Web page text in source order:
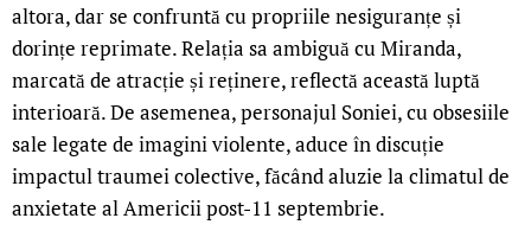
altora, dar se confruntă cu propriile nesiguranțe și
dorințe reprimate. Relația sa ambiguă cu Miranda,
marcată de atracție și reținere, reflectă această luptă
interioară. De asemenea, personajul Soniei, cu obsesiile
sale legate de imagini violente, aduce în discuție
impactul traumei colective, făcând aluzie la climatul de
anxietate al Americii post-11 septembrie.